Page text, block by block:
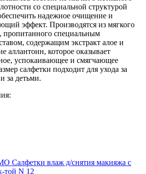
со специальной структурой
надежное очищение и
эффект. Производятся из мягкого
пропитанного специальным
содержащим экстракт алое и
аллантоин, которое оказывает
успокаивающее и смягчающее
салфетки подходит для ухода за
за детьми.
Салфетки влаж д/снятия макияжа с
той N 12